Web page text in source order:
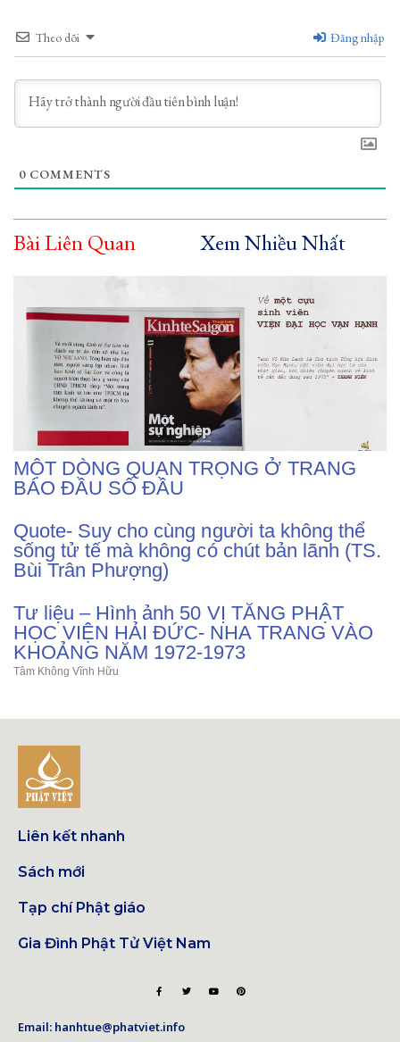
Theo dõi Đăng nhập
0 COMMENTS
Bài Liên Quan Xem Nhiều Nhất
MỘT DÒNG QUAN TRỌNG Ở TRANG
BÁO ĐẦU SỐ ĐẦU
Quote- Suy cho cùng người ta không thể
sống tử tế mà không có chút bản lãnh (TS.
Bùi Trân Phượng)
Tư liệu – Hình ảnh 50 VỊ TĂNG PHẬT
HỌC VIỆN HẢI ĐỨC- NHA TRANG VÀO
KHOẢNG NĂM 1972-1973
Tâm Không Vĩnh Hữu
Liên kết nhanh
Sách mới
Tạp chí Phật giáo
Gia Đình Phật Tử Việt Nam
Email: hanhtue@phatviet.info